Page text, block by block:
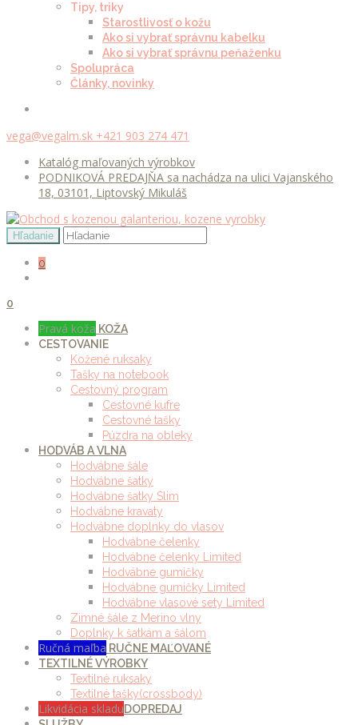
Tipy, triky
Starostlivosť o kožu
Ako si vybrať správnu kabelku
Ako si vybrať správnu peňaženku
Spolupráca
Články, novinky
vega@vegalm.sk +421 903 274 471
Katalóg maľovaných výrobkov
PODNIKOVÁ PREDAJŇA sa nachádza na ulici Vajanského
18, 03101, Liptovský Mikuláš
0
0
Pravá koža KOŽA
CESTOVANIE
Kožené ruksaky
Tašky na notebook
Cestovný program
Cestovné kufre
Cestovné tašky
Púzdra na obleky
HODVÁB A VLNA
Hodvábne šále
Hodvábne šatky
Hodvábne šatky Slim
Hodvábne kravaty
Hodvábne doplnky do vlasov
Hodvábne čelenky
Hodvábne čelenky Limited
Hodvábne gumičky
Hodvábne gumičky Limited
Hodvábne vlasové sety Limited
Zimné šále z Merino vlny
Doplnky k šatkám a šálom
Ručná maľba RUČNE MAĽOVANÉ
TEXTILNÉ VÝROBKY
Textilné ruksaky
Textilné tašky(crossbody)
Likvidácia skladuDOPREDAJ